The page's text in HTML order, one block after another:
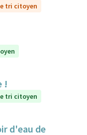
tri citoyen
!
tri citoyen
d'eau de